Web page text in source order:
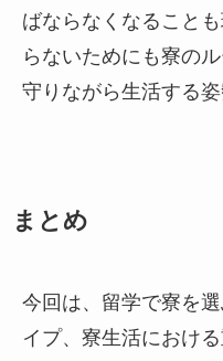
ばならなくなること
らないためにも寮の
守りながら生活する姿
まとめ
今回は、留学で寮を
イプ、寮生活におけ